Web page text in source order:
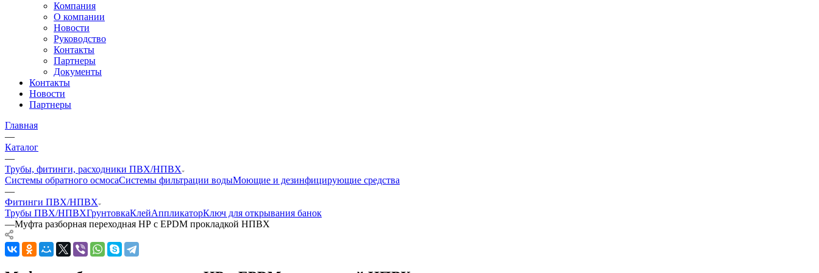
Компания
О компании
Новости
Руководство
Контакты
Партнеры
Документы
Контакты
Новости
Партнеры
Главная
—
Каталог
—
Трубы, фитинги, расходники ПВХ/НПВХ
Системы обратного осмосаСистемы фильтрации водыМоющие и дезинфицирующие средства
—
Фитинги ПВХ/НПВХ
Трубы ПВХ/НПВХГрунтовкаКлейАппликаторКлюч для открывания банок
—Муфта разборная переходная НР с EPDM прокладкой НПВХ